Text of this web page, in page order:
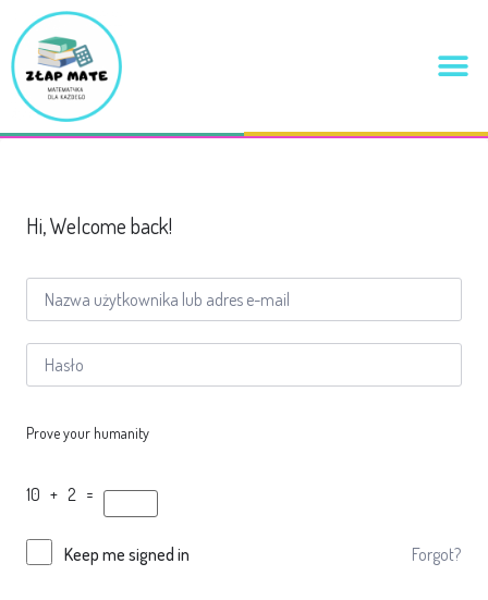
Hi, Welcome back!
Prove your humanity
10 + 2 =
Keep me signed in Forgot?